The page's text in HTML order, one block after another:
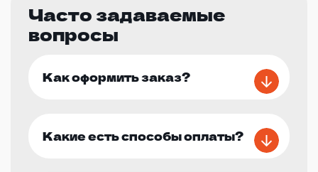
Часто задаваемые
вопросы
Как оформить заказ?
Какие есть способы оплаты?